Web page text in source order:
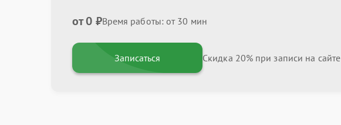
от 0 ₽Время работы: от 30 мин
Записаться Скидка 20% при записи на сайте